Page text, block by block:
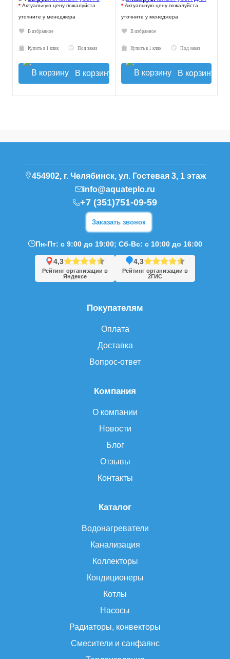
термомет
* Актуальную цену пожалуйста
уточните у менеджера
В избранное
Купить в 1 клик Под заказ
В корзину
* Актуальную цену пожалуйста
уточните у менеджера
В избранное
Купить в 1 клик Под заказ
В корзину
Каталог
Водонагреватели
Канализация
Коллекторы
Кондиционеры
Котлы
Насосы
Радиаторы, конвекторы
Смесители и санфаянс
Компания
О компании
Новости
Блог
Отзывы
Контакты
Покупателям
Оплата
Доставка
Вопрос-ответ
454902, г. Челябинск, ул. Гостевая 3, 1 этаж
info@aquateplo.ru
+7 (351)751-09-59
Заказать звонок
Пн-Пт: с 9:00 до 19:00; Сб-Вс: с 10:00 до 16:00
4,3
Рейтинг организации в
Яндексе
4,3
Рейтинг организации в
2ГИС